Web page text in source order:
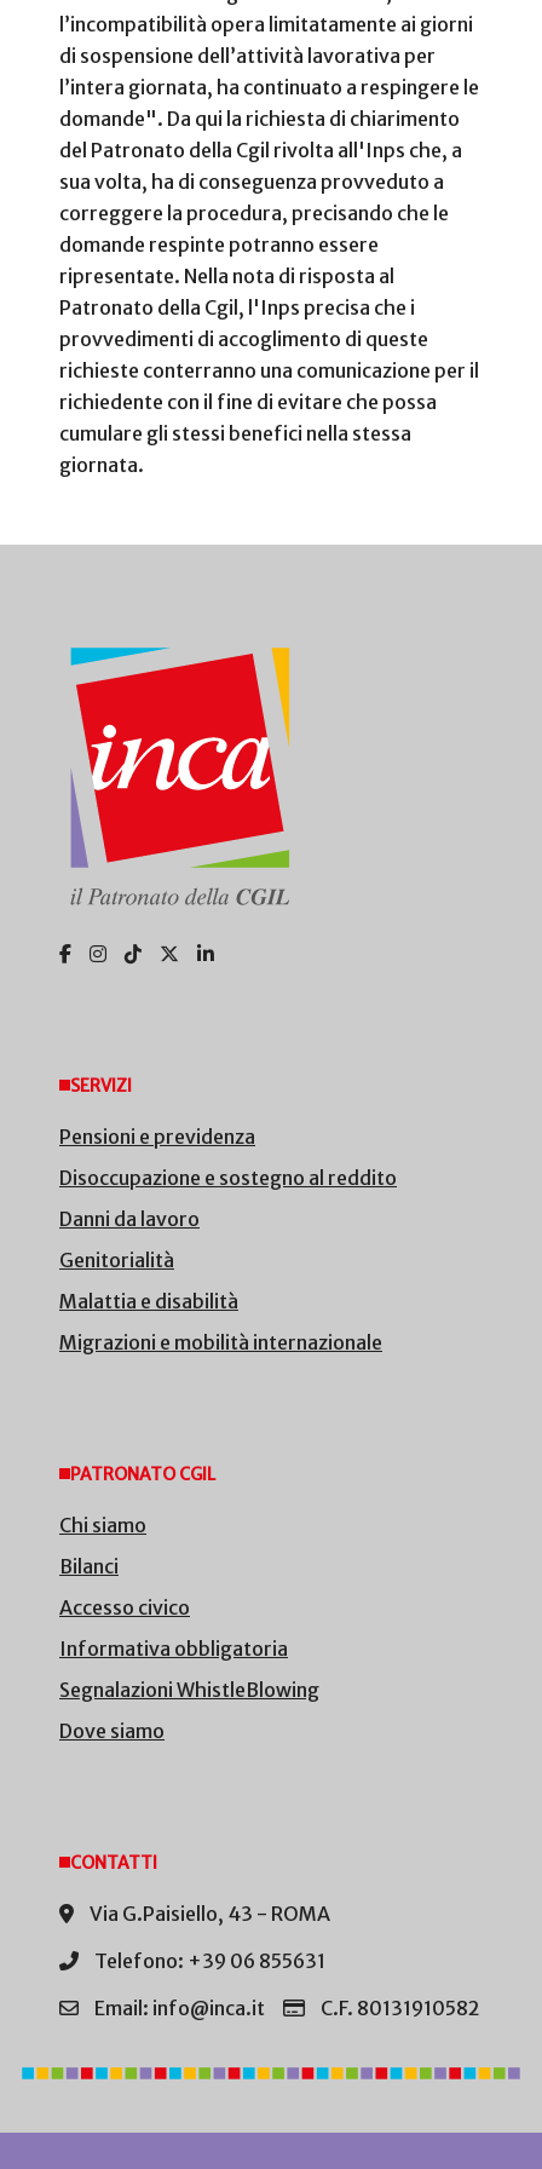
l’incompatibilità opera limitatamente ai giorni
di sospensione dell’attività lavorativa per
l’intera giornata, ha continuato a respingere le
domande". Da qui la richiesta di chiarimento
del Patronato della Cgil rivolta all'Inps che, a
sua volta, ha di conseguenza provveduto a
correggere la procedura, precisando che le
domande respinte potranno essere
ripresentate. Nella nota di risposta al
Patronato della Cgil, l'Inps precisa che i
provvedimenti di accoglimento di queste
richieste conterranno una comunicazione per il
richiedente con il fine di evitare che possa
cumulare gli stessi benefici nella stessa
giornata.
SERVIZI
Pensioni e previdenza
Disoccupazione e sostegno al reddito
Danni da lavoro
Genitorialità
Malattia e disabilità
Migrazioni e mobilità internazionale
PATRONATO CGIL
Chi siamo
Bilanci
Accesso civico
Informativa obbligatoria
Segnalazioni WhistleBlowing
Dove siamo
CONTATTI
Via G.Paisiello, 43 - ROMA
Telefono: +39 06 855631
Email: info@inca.it
C.F. 80131910582